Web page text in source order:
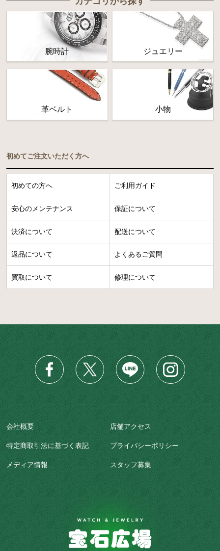
腕時計 ジュエリー
革ベルト 小物
初めてご注文いただく方へ
初めての方へ ご利用ガイド
安心のメンテナンス 保証について
決済について 配送について
返品について よくあるご質問
買取について 修理について
会社概要 店舗アクセス
特定商取引法に基づく表記 プライバシーポリシー
メディア情報 スタッフ募集